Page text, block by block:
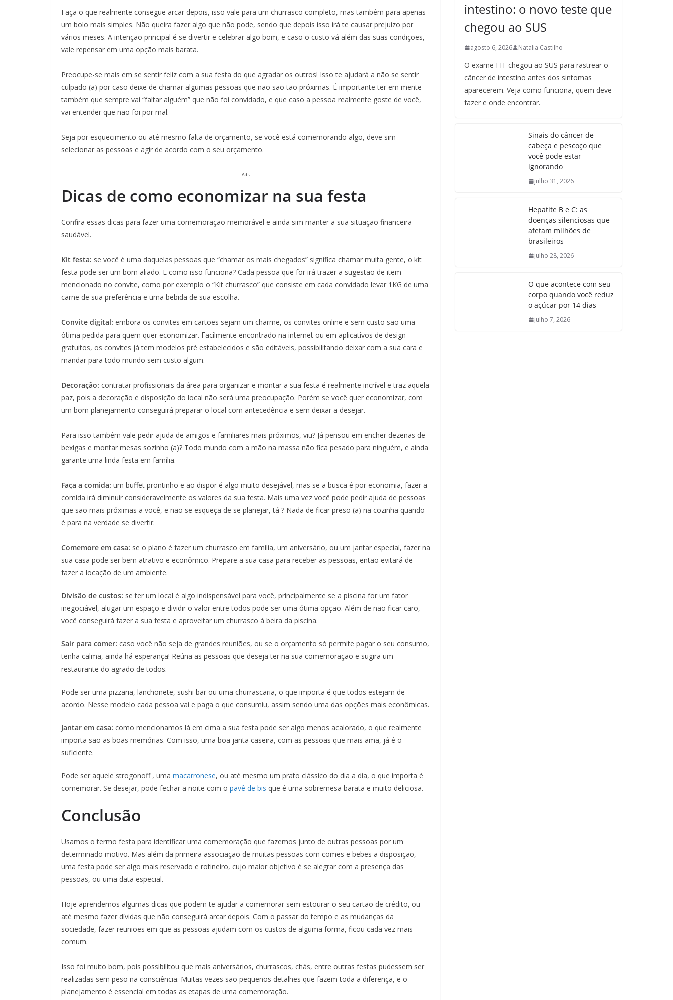
Faça o que realmente consegue arcar depois, isso vale para um churrasco completo, mas também para apenas
um bolo mais simples. Não queira fazer algo que não pode, sendo que depois isso irá te causar prejuízo por
vários meses. A intenção principal é se divertir e celebrar algo bom, e caso o custo vá além das suas condições,
vale repensar em uma opção mais barata.
Preocupe-se mais em se sentir feliz com a sua festa do que agradar os outros! Isso te ajudará a não se sentir
culpado (a) por caso deixe de chamar algumas pessoas que não são tão próximas. É importante ter em mente
também que sempre vai “faltar alguém” que não foi convidado, e que caso a pessoa realmente goste de você,
vai entender que não foi por mal.
Seja por esquecimento ou até mesmo falta de orçamento, se você está comemorando algo, deve sim
selecionar as pessoas e agir de acordo com o seu orçamento.
Ads
Dicas de como economizar na sua festa
Confira essas dicas para fazer uma comemoração memorável e ainda sim manter a sua situação financeira
saudável.
Kit festa: se você é uma daquelas pessoas que “chamar os mais chegados” significa chamar muita gente, o kit
festa pode ser um bom aliado. E como isso funciona? Cada pessoa que for irá trazer a sugestão de item
mencionado no convite, como por exemplo o “Kit churrasco” que consiste em cada convidado levar 1KG de uma
carne de sua preferência e uma bebida de sua escolha.
Convite digital: embora os convites em cartões sejam um charme, os convites online e sem custo são uma
ótima pedida para quem quer economizar. Facilmente encontrado na internet ou em aplicativos de design
gratuitos, os convites já tem modelos pré estabelecidos e são editáveis, possibilitando deixar com a sua cara e
mandar para todo mundo sem custo algum.
Decoração: contratar profissionais da área para organizar e montar a sua festa é realmente incrível e traz aquela
paz, pois a decoração e disposição do local não será uma preocupação. Porém se você quer economizar, com
um bom planejamento conseguirá preparar o local com antecedência e sem deixar a desejar.
Para isso também vale pedir ajuda de amigos e familiares mais próximos, viu? Já pensou em encher dezenas de
bexigas e montar mesas sozinho (a)? Todo mundo com a mão na massa não fica pesado para ninguém, e ainda
garante uma linda festa em família.
Faça a comida: um buffet prontinho e ao dispor é algo muito desejável, mas se a busca é por economia, fazer a
comida irá diminuir consideravelmente os valores da sua festa. Mais uma vez você pode pedir ajuda de pessoas
que são mais próximas a você, e não se esqueça de se planejar, tá ? Nada de ficar preso (a) na cozinha quando
é para na verdade se divertir.
Comemore em casa: se o plano é fazer um churrasco em família, um aniversário, ou um jantar especial, fazer na
sua casa pode ser bem atrativo e econômico. Prepare a sua casa para receber as pessoas, então evitará de
fazer a locação de um ambiente.
Divisão de custos: se ter um local é algo indispensável para você, principalmente se a piscina for um fator
inegociável, alugar um espaço e dividir o valor entre todos pode ser uma ótima opção. Além de não ficar caro,
você conseguirá fazer a sua festa e aproveitar um churrasco à beira da piscina.
Sair para comer: caso você não seja de grandes reuniões, ou se o orçamento só permite pagar o seu consumo,
tenha calma, ainda há esperança! Reúna as pessoas que deseja ter na sua comemoração e sugira um
restaurante do agrado de todos.
Pode ser uma pizzaria, lanchonete, sushi bar ou uma churrascaria, o que importa é que todos estejam de
acordo. Nesse modelo cada pessoa vai e paga o que consumiu, assim sendo uma das opções mais econômicas.
Jantar em casa: como mencionamos lá em cima a sua festa pode ser algo menos acalorado, o que realmente
importa são as boas memórias. Com isso, uma boa janta caseira, com as pessoas que mais ama, já é o
suficiente.
Pode ser aquele strogonoff , uma macarronese, ou até mesmo um prato clássico do dia a dia, o que importa é
comemorar. Se desejar, pode fechar a noite com o pavê de bis que é uma sobremesa barata e muito deliciosa.
Conclusão
Usamos o termo festa para identificar uma comemoração que fazemos junto de outras pessoas por um
determinado motivo. Mas além da primeira associação de muitas pessoas com comes e bebes a disposição,
uma festa pode ser algo mais reservado e rotineiro, cujo maior objetivo é se alegrar com a presença das
pessoas, ou uma data especial.
Hoje aprendemos algumas dicas que podem te ajudar a comemorar sem estourar o seu cartão de crédito, ou
até mesmo fazer dívidas que não conseguirá arcar depois. Com o passar do tempo e as mudanças da
sociedade, fazer reuniões em que as pessoas ajudam com os custos de alguma forma, ficou cada vez mais
comum.
Isso foi muito bom, pois possibilitou que mais aniversários, churrascos, chás, entre outras festas pudessem ser
realizadas sem peso na consciência. Muitas vezes são pequenos detalhes que fazem toda a diferença, e o
planejamento é essencial em todas as etapas de uma comemoração.
intestino: o novo teste que
chegou ao SUS
agosto 6, 2026 Natalia Castilho
O exame FIT chegou ao SUS para rastrear o
câncer de intestino antes dos sintomas
aparecerem. Veja como funciona, quem deve
fazer e onde encontrar.
Sinais do câncer de
cabeça e pescoço que
você pode estar
ignorando
julho 31, 2026
Hepatite B e C: as
doenças silenciosas que
afetam milhões de
brasileiros
julho 28, 2026
O que acontece com seu
corpo quando você reduz
o açúcar por 14 dias
julho 7, 2026